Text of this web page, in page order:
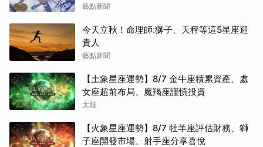
藝點新聞
今天立秋！命理師:獅子、天秤等這5星座迎
貴人
藝點新聞
【土象星座運勢】8/7 金牛座積累資產、處
女座超前布局、魔羯座謹慎投資
太報
【火象星座運勢】8/7 牡羊座評估財務、獅
子座開發市場、射手座分享喜悅